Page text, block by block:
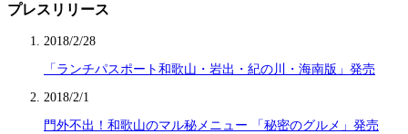
プレスリリース
2018/2/28
「ランチパスポート和歌山・岩出・紀の川・海南版」発売
2018/2/1
門外不出！和歌山のマル秘メニュー 「秘密のグルメ」発売